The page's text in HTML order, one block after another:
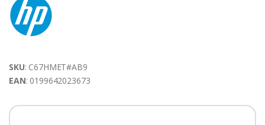
SKU: C67HMET#AB9
EAN: 0199642023673